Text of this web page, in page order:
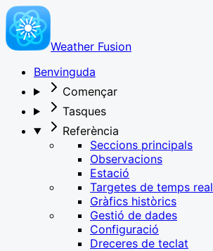
Weather Fusion
Benvinguda
Començar
Tasques
Referència
Seccions principals
Observacions
Estació
Targetes de temps real
Gràfics històrics
Gestió de dades
Configuració
Dreceres de teclat